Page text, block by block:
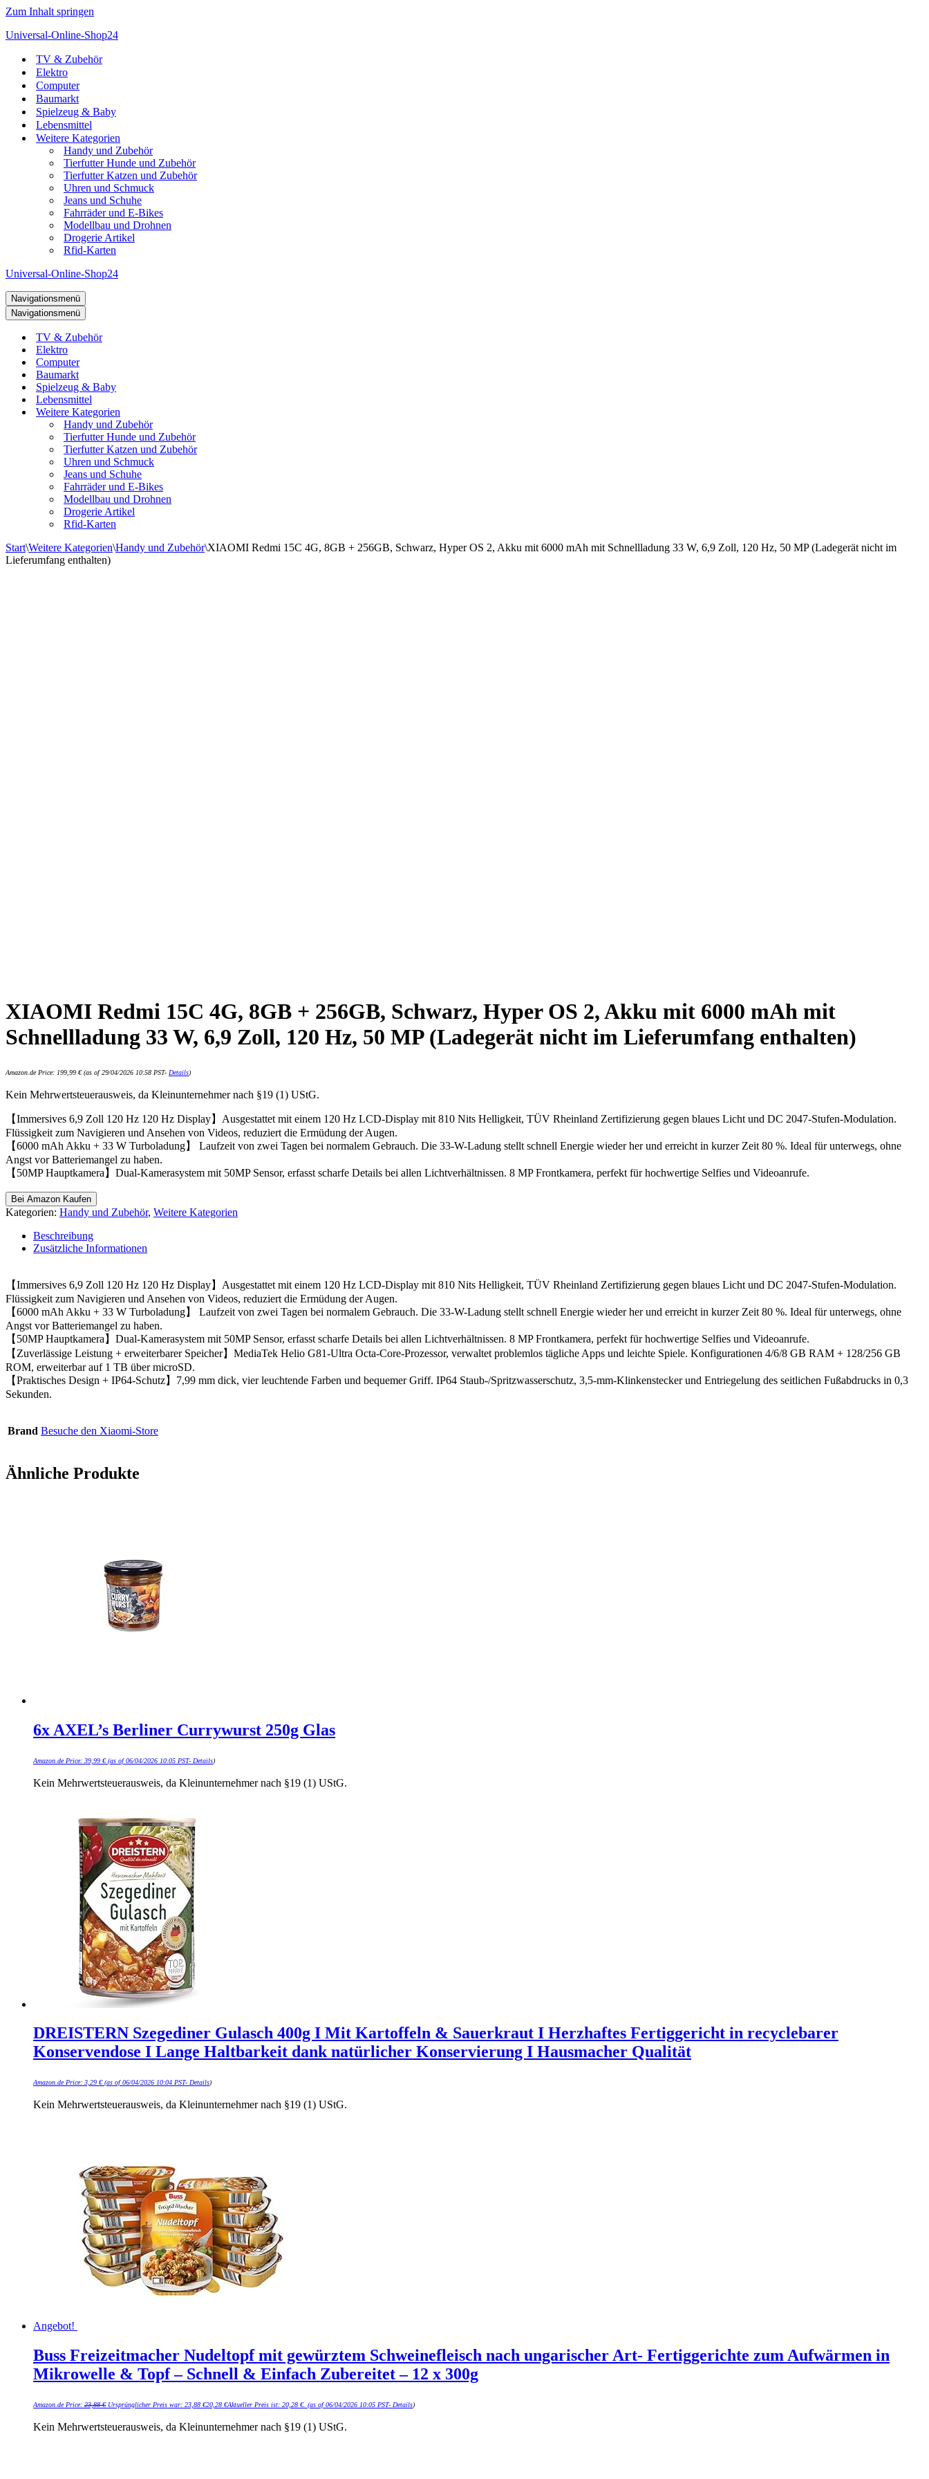
Zum Inhalt springen
Universal-Online-Shop24
TV & Zubehör
Elektro
Computer
Baumarkt
Spielzeug & Baby
Lebensmittel
Weitere Kategorien
Handy und Zubehör
Tierfutter Hunde und Zubehör
Tierfutter Katzen und Zubehör
Uhren und Schmuck
Jeans und Schuhe
Fahrräder und E-Bikes
Modellbau und Drohnen
Drogerie Artikel
Rfid-Karten
Universal-Online-Shop24
Navigationsmenü
Navigationsmenü
TV & Zubehör
Elektro
Computer
Baumarkt
Spielzeug & Baby
Lebensmittel
Weitere Kategorien
Handy und Zubehör
Tierfutter Hunde und Zubehör
Tierfutter Katzen und Zubehör
Uhren und Schmuck
Jeans und Schuhe
Fahrräder und E-Bikes
Modellbau und Drohnen
Drogerie Artikel
Rfid-Karten
Start\Weitere Kategorien\Handy und Zubehör\XIAOMI Redmi 15C 4G, 8GB + 256GB, Schwarz, Hyper OS 2, Akku mit 6000 mAh mit Schnellladung 33 W, 6,9 Zoll, 120 Hz, 50 MP (Ladegerät nicht im
Lieferumfang enthalten)
XIAOMI Redmi 15C 4G, 8GB + 256GB, Schwarz, Hyper OS 2, Akku mit 6000 mAh mit
Schnellladung 33 W, 6,9 Zoll, 120 Hz, 50 MP (Ladegerät nicht im Lieferumfang enthalten)
Amazon.de Price: 199,99 €(as of 29/04/2026 10:58 PST- Details)
Kein Mehrwertsteuerausweis, da Kleinunternehmer nach §19 (1) UStG.
【Immersives 6,9 Zoll 120 Hz 120 Hz Display】Ausgestattet mit einem 120 Hz LCD-Display mit 810 Nits Helligkeit, TÜV Rheinland Zertifizierung gegen blaues Licht und DC 2047-Stufen-Modulation.
Flüssigkeit zum Navigieren und Ansehen von Videos, reduziert die Ermüdung der Augen.
【6000 mAh Akku + 33 W Turboladung】 Laufzeit von zwei Tagen bei normalem Gebrauch. Die 33-W-Ladung stellt schnell Energie wieder her und erreicht in kurzer Zeit 80 %. Ideal für unterwegs, ohne
Angst vor Batteriemangel zu haben.
【50MP Hauptkamera】Dual-Kamerasystem mit 50MP Sensor, erfasst scharfe Details bei allen Lichtverhältnissen. 8 MP Frontkamera, perfekt für hochwertige Selfies und Videoanrufe.
Bei Amazon Kaufen
Kategorien: Handy und Zubehör, Weitere Kategorien
Beschreibung
Zusätzliche Informationen
【Immersives 6,9 Zoll 120 Hz 120 Hz Display】Ausgestattet mit einem 120 Hz LCD-Display mit 810 Nits Helligkeit, TÜV Rheinland Zertifizierung gegen blaues Licht und DC 2047-Stufen-Modulation.
Flüssigkeit zum Navigieren und Ansehen von Videos, reduziert die Ermüdung der Augen.
【6000 mAh Akku + 33 W Turboladung】 Laufzeit von zwei Tagen bei normalem Gebrauch. Die 33-W-Ladung stellt schnell Energie wieder her und erreicht in kurzer Zeit 80 %. Ideal für unterwegs, ohne
Angst vor Batteriemangel zu haben.
【50MP Hauptkamera】Dual-Kamerasystem mit 50MP Sensor, erfasst scharfe Details bei allen Lichtverhältnissen. 8 MP Frontkamera, perfekt für hochwertige Selfies und Videoanrufe.
【Zuverlässige Leistung + erweiterbarer Speicher】MediaTek Helio G81-Ultra Octa-Core-Prozessor, verwaltet problemlos tägliche Apps und leichte Spiele. Konfigurationen 4/6/8 GB RAM + 128/256 GB
ROM, erweiterbar auf 1 TB über microSD.
【Praktisches Design + IP64-Schutz】7,99 mm dick, vier leuchtende Farben und bequemer Griff. IP64 Staub-/Spritzwasserschutz, 3,5-mm-Klinkenstecker und Entriegelung des seitlichen Fußabdrucks in 0,3
Sekunden.
Brand Besuche den Xiaomi-Store
Ähnliche Produkte
6x AXEL’s Berliner Currywurst 250g Glas
Amazon.de Price: 39,99 €(as of 06/04/2026 10:05 PST- Details)
Kein Mehrwertsteuerausweis, da Kleinunternehmer nach §19 (1) UStG.
DREISTERN Szegediner Gulasch 400g I Mit Kartoffeln & Sauerkraut I Herzhaftes Fertiggericht in recyclebarer
Konservendose I Lange Haltbarkeit dank natürlicher Konservierung I Hausmacher Qualität
Amazon.de Price: 3,29 €(as of 06/04/2026 10:04 PST- Details)
Kein Mehrwertsteuerausweis, da Kleinunternehmer nach §19 (1) UStG.
Angebot!
Buss Freizeitmacher Nudeltopf mit gewürztem Schweinefleisch nach ungarischer Art- Fertiggerichte zum Aufwärmen in
Mikrowelle & Topf – Schnell & Einfach Zubereitet – 12 x 300g
Amazon.de Price: 23,88€ Ursprünglicher Preis war: 23,88 €20,28 €Aktueller Preis ist: 20,28 €. (as of 06/04/2026 10:05 PST- Details)
Kein Mehrwertsteuerausweis, da Kleinunternehmer nach §19 (1) UStG.